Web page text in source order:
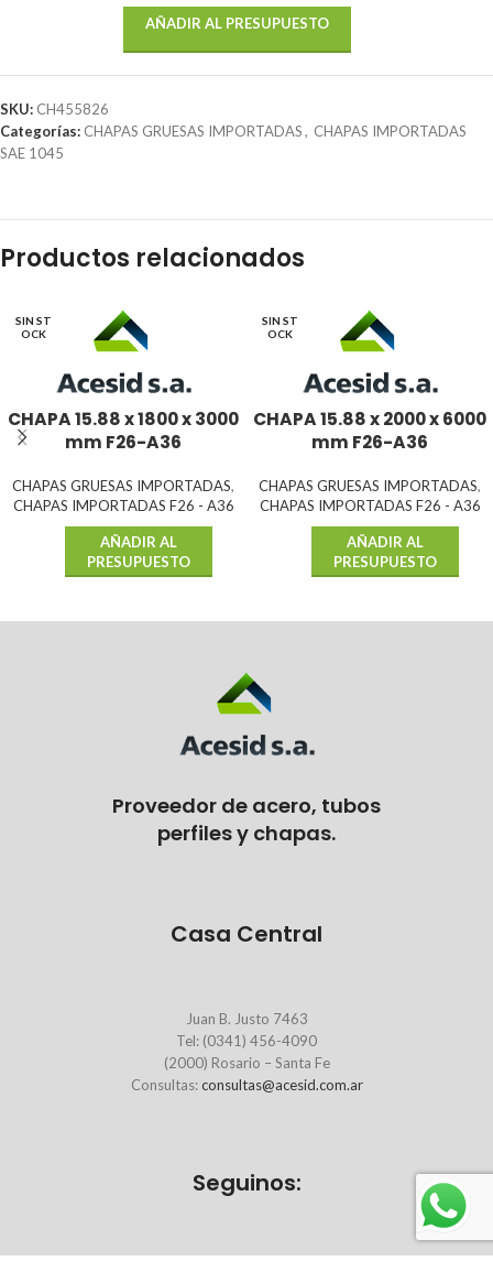
AÑADIR AL PRESUPUESTO
SKU: CH455826
Categorías: CHAPAS GRUESAS IMPORTADAS, CHAPAS IMPORTADAS
SAE 1045
Productos relacionados
SIN ST
OCK
CHAPA 15.88 x 1800 x 3000
mm F26-A36
CHAPAS GRUESAS IMPORTADAS,
CHAPAS IMPORTADAS F26 - A36
AÑADIR AL
PRESUPUESTO
SIN ST
OCK
CHAPA 15.88 x 2000 x 6000
mm F26-A36
CHAPAS GRUESAS IMPORTADAS,
CHAPAS IMPORTADAS F26 - A36
AÑADIR AL
PRESUPUESTO
Proveedor de acero, tubos
perfiles y chapas.
Casa Central
Juan B. Justo 7463
Tel: (0341) 456-4090
(2000) Rosario – Santa Fe
Consultas:consultas@acesid.com.ar
Seguinos: